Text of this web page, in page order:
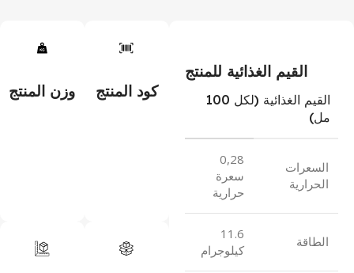
القيم الغذائية للمنتج
القيم الغذائية (لكل 100
مل)
السعرات
الحرارية
0,28
سعرة
حرارية
الطاقة
11.6
كيلوجرام
كود المنتج وزن المنتج